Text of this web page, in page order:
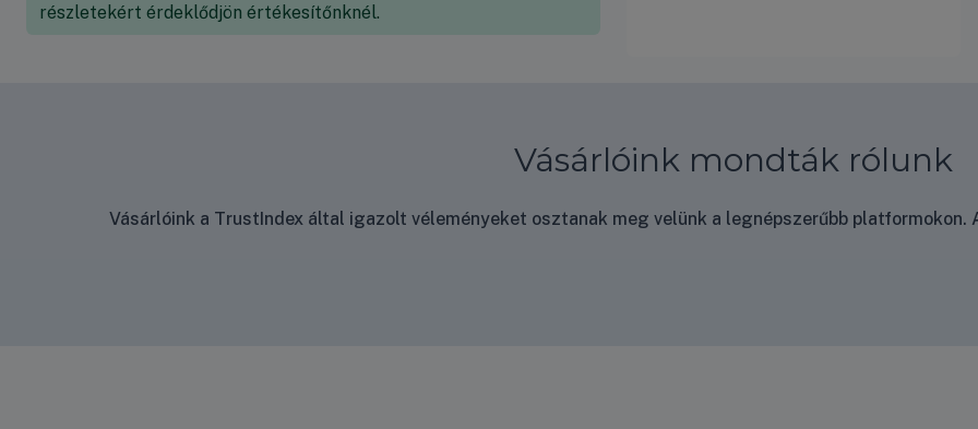
részletekért érdeklődjön értékesítőnknél.
Vásárlóink mondták rólunk
Vásárlóink a TrustIndex által igazolt véleményeket osztanak meg velünk a legnépszerűbb